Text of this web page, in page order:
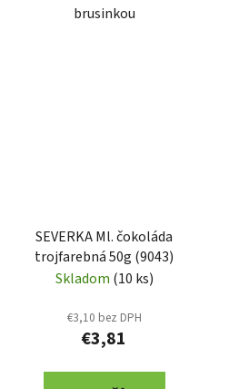
brusinkou
SEVERKA Ml. čokoláda
trojfarebná 50g (9043)
Skladom (10 ks)
€3,10 bez DPH
€3,81